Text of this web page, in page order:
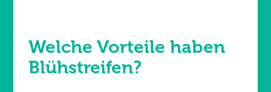
Welche Vorteile haben
Blühstreifen?